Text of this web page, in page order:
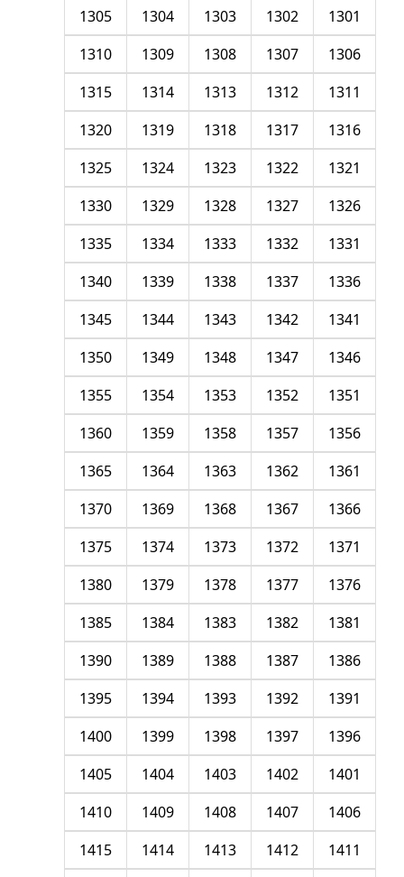
1301
1302
1303
1304
1305
1306
1307
1308
1309
1310
1311
1312
1313
1314
1315
1316
1317
1318
1319
1320
1321
1322
1323
1324
1325
1326
1327
1328
1329
1330
1331
1332
1333
1334
1335
1336
1337
1338
1339
1340
1341
1342
1343
1344
1345
1346
1347
1348
1349
1350
1351
1352
1353
1354
1355
1356
1357
1358
1359
1360
1361
1362
1363
1364
1365
1366
1367
1368
1369
1370
1371
1372
1373
1374
1375
1376
1377
1378
1379
1380
1381
1382
1383
1384
1385
1386
1387
1388
1389
1390
1391
1392
1393
1394
1395
1396
1397
1398
1399
1400
1401
1402
1403
1404
1405
1406
1407
1408
1409
1410
1411
1412
1413
1414
1415